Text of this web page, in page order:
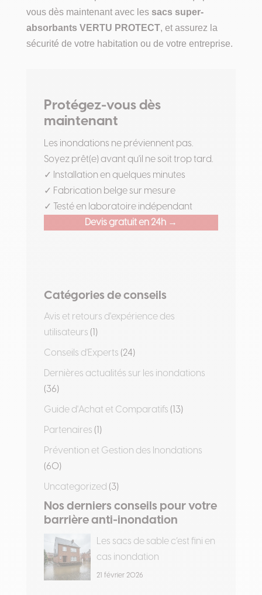
vous dès maintenant avec les sacs super-
absorbants VERTU PROTECT, et assurez la
sécurité de votre habitation ou de votre entreprise.
Protégez-vous dès
maintenant
Les inondations ne préviennent pas.
Soyez prêt(e) avant qu'il ne soit trop tard.
✓ Installation en quelques minutes
✓ Fabrication belge sur mesure
✓ Testé en laboratoire indépendant
Devis gratuit en 24h →
Catégories de conseils
Avis et retours d'expérience des
utilisateurs (1)
Conseils d'Experts (24)
Dernières actualités sur les inondations
(36)
Guide d'Achat et Comparatifs (13)
Partenaires (1)
Prévention et Gestion des Inondations
(60)
Uncategorized (3)
Nos derniers conseils pour votre
barrière anti-inondation
Les sacs de sable c’est fini en
cas inondation
21 février 2026